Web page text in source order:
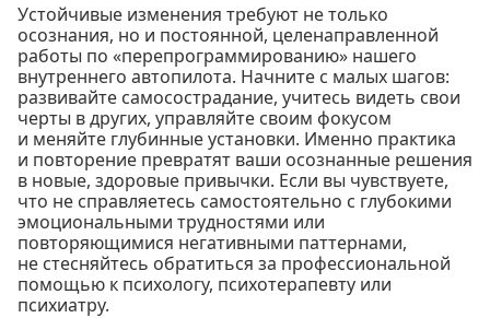
Устойчивые изменения требуют не только
осознания, но и постоянной, целенаправленной
работы по «перепрограммированию» нашего
внутреннего автопилота. Начните с малых шагов:
развивайте самосострадание, учитесь видеть свои
черты в других, управляйте своим фокусом
и меняйте глубинные установки. Именно практика
и повторение превратят ваши осознанные решения
в новые, здоровые привычки. Если вы чувствуете,
что не справляетесь самостоятельно с глубокими
эмоциональными трудностями или
повторяющимися негативными паттернами,
не стесняйтесь обратиться за профессиональной
помощью к психологу, психотерапевту или
психиатру.